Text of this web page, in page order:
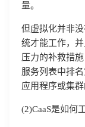
量。
但虚拟化并非
统才能工作，
压力的补救措
服务列表中排
应用程序或集群
(2)CaaS是如何